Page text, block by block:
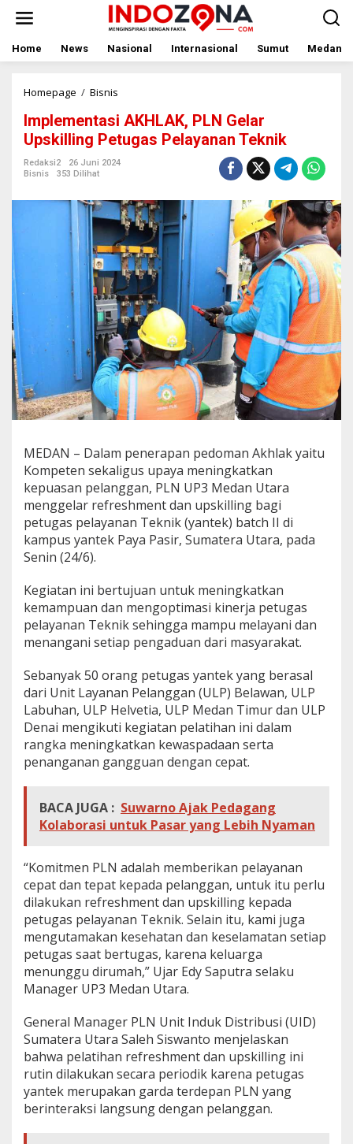
Home News Nasional Internasional Sumut Medan
Homepage / Bisnis
PLN
Gelar
Upskilling
Petugas
Implementasi AKHLAK, PLN Gelar
Upskilling Petugas Pelayanan Teknik
Redaksi2
26 Juni 2024
Bisnis
353 Dilihat
MEDAN – Dalam penerapan pedoman Akhlak yaitu
Kompeten sekaligus upaya meningkatkan
kepuasan pelanggan, PLN UP3 Medan Utara
menggelar refreshment dan upskilling bagi
petugas pelayanan Teknik (yantek) batch II di
kampus yantek Paya Pasir, Sumatera Utara, pada
Senin (24/6).
Kegiatan ini bertujuan untuk meningkatkan
kemampuan dan mengoptimasi kinerja petugas
pelayanan Teknik sehingga mampu melayani dan
menangani setiap pengaduan dari masyarakat.
Sebanyak 50 orang petugas yantek yang berasal
dari Unit Layanan Pelanggan (ULP) Belawan, ULP
Labuhan, ULP Helvetia, ULP Medan Timur dan ULP
Denai mengikuti kegiatan pelatihan ini dalam
rangka meningkatkan kewaspadaan serta
penanganan gangguan dengan cepat.
BACA JUGA : Suwarno Ajak Pedagang
Kolaborasi untuk Pasar yang Lebih Nyaman
“Komitmen PLN adalah memberikan pelayanan
cepat dan tepat kepada pelanggan, untuk itu perlu
dilakukan refreshment dan upskilling kepada
petugas pelayanan Teknik. Selain itu, kami juga
mengutamakan kesehatan dan keselamatan setiap
petugas saat bertugas, karena keluarga
menunggu dirumah,” Ujar Edy Saputra selaku
Manager UP3 Medan Utara.
General Manager PLN Unit Induk Distribusi (UID)
Sumatera Utara Saleh Siswanto menjelaskan
bahwa pelatihan refreshment dan upskilling ini
rutin dilakukan secara periodik karena petugas
yantek merupakan garda terdepan PLN yang
berinteraksi langsung dengan pelanggan.